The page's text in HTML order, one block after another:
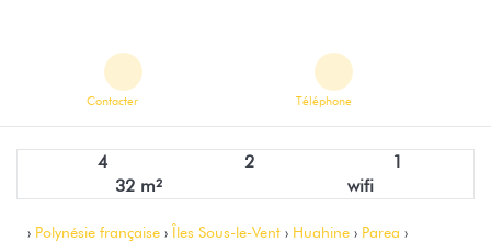
Contacter Téléphone
4 2
1
32 m²
wifi
› Polynésie française › Îles Sous-le-Vent › Huahine › Parea ›